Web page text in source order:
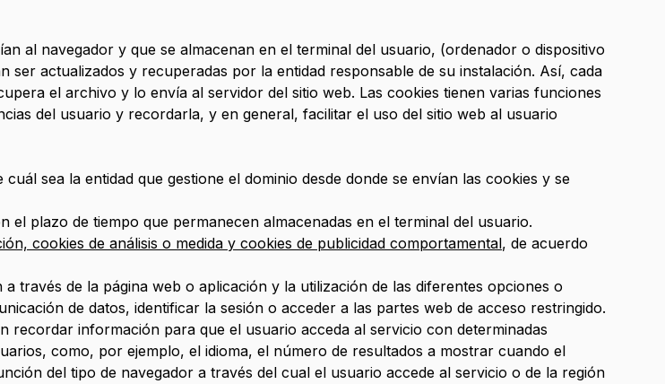
al navegador y que se almacenan en el terminal del usuario, (ordenador o dispositivo
ser actualizados y recuperadas por la entidad responsable de su instalación. Así, cada
el archivo y lo envía al servidor del sitio web. Las cookies tienen varias funciones
del usuario y recordarla, y en general, facilitar el uso del sitio web al usuario
cuál sea la entidad que gestione el dominio desde donde se envían las cookies y se
el plazo de tiempo que permanecen almacenadas en el terminal del usuario.
cookies de análisis o medida y cookies de publicidad comportamental, de acuerdo
través de la página web o aplicación y la utilización de las diferentes opciones o
de datos, identificar la sesión o acceder a las partes web de acceso restringido.
recordar información para que el usuario acceda al servicio con determinadas
como, por ejemplo, el idioma, el número de resultados a mostrar cuando el
del tipo de navegador a través del cual el usuario accede al servicio o de la región